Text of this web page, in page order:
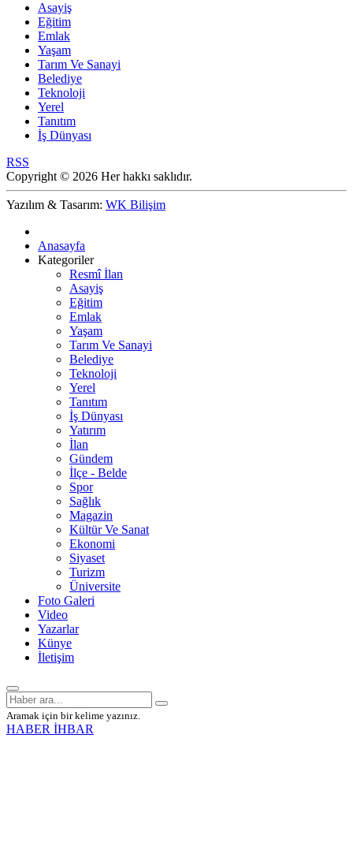
Asayiş
Eğitim
Emlak
Yaşam
Tarım Ve Sanayi
Belediye
Teknoloji
Yerel
Tanıtım
İş Dünyası
RSS
Copyright © 2026 Her hakkı saklıdır.
Yazılım & Tasarım: WK Bilişim
Anasayfa
Kategoriler
Resmî İlan
Asayiş
Eğitim
Emlak
Yaşam
Tarım Ve Sanayi
Belediye
Teknoloji
Yerel
Tanıtım
İş Dünyası
Yatırım
İlan
Gündem
İlçe - Belde
Spor
Sağlık
Magazin
Kültür Ve Sanat
Ekonomi
Siyaset
Turizm
Üniversite
Foto Galeri
Video
Yazarlar
Künye
İletişim
Aramak için bir kelime yazınız.
HABER İHBAR